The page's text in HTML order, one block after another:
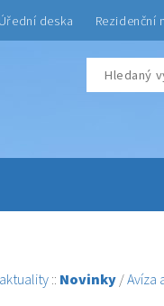
Úřední deska Rezidenční
:: Novinky /Avíza